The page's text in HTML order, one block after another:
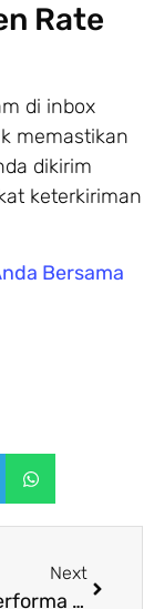
Rate
di inbox
memastikan
dikirim
keterkiriman
Bersama
Next
Analisis Performa Email Marketing untuk Meningkatkan Konversi